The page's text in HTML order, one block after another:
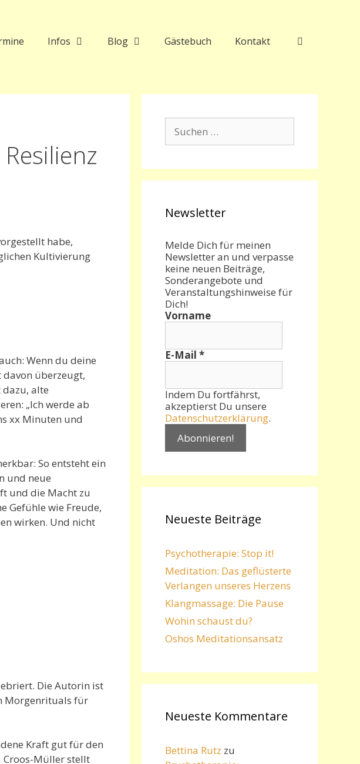
Infos Blog Gästebuch Kontakt
habe,
Kultivierung
Wenn du deine
überzeugt,
alte
„Ich werde ab
xx Minuten und
So entsteht ein
und neue
und die Macht zu
Gefühle wie Freude,
wirken. Und nicht
Die Autorin ist
Morgenrituals für
Kraft gut für den
Croos-Müller stellt
nach:
Newsletter
Melde Dich für meinen
Newsletter an und verpasse
keine neuen Beiträge,
Sonderangebote und
Veranstaltungshinweise für
Dich!
Vorname
E-Mail *
Indem Du fortfährst,
akzeptierst Du unsere
Datenschutzerklärung.
Neueste Beiträge
Psychotherapie: Stop it!
Meditation: Das geflüsterte
Verlangen unseres Herzens
Klangmassage: Die Pause
Wohin schaust du?
Oshos Meditationsansatz
Neueste Kommentare
Bettina Rutz zu